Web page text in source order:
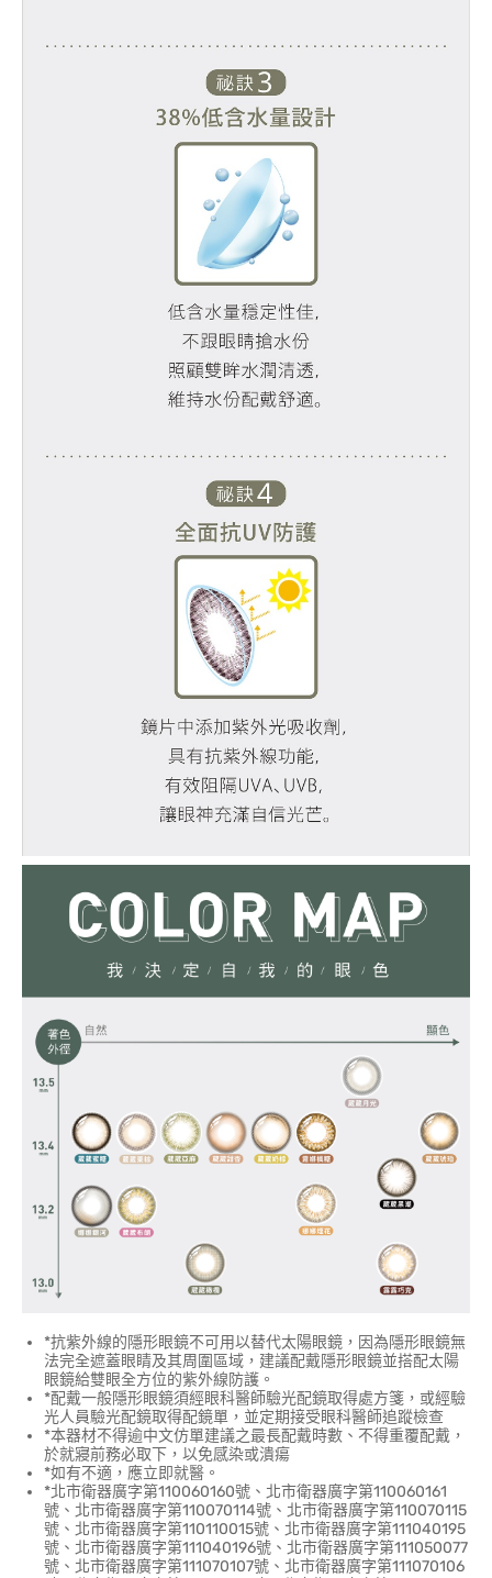
*抗紫外線的隱形眼鏡不可用以替代太陽眼鏡，因為隱形眼鏡無
法完全遮蓋眼睛及其周圍區域，建議配戴隱形眼鏡並搭配太陽
眼鏡給雙眼全方位的紫外線防護。
*配戴一般隱形眼鏡須經眼科醫師驗光配鏡取得處方箋，或經驗
光人員驗光配鏡取得配鏡單，並定期接受眼科醫師追蹤檢查
*本器材不得逾中文仿單建議之最長配戴時數、不得重覆配戴，
於就寢前務必取下，以免感染或潰瘍
*如有不適，應立即就醫。
*北市衛器廣字第110060160號、北市衛器廣字第110060161
號、北市衛器廣字第110070114號、北市衛器廣字第110070115
號、北市衛器廣字第110110015號、北市衛器廣字第111040195
號、北市衛器廣字第111040196號、北市衛器廣字第111050077
號、北市衛器廣字第111070107號、北市衛器廣字第111070106